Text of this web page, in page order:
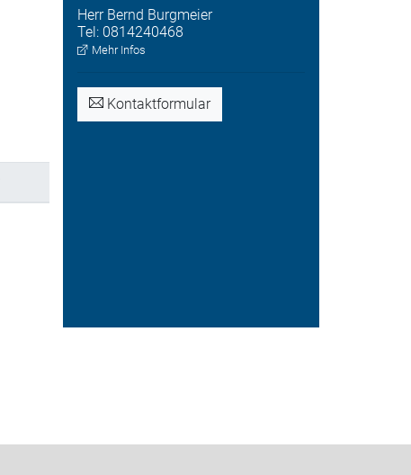
Herr Bernd Burgmeier
Tel: 0814240468
Mehr Infos
Kontaktformular